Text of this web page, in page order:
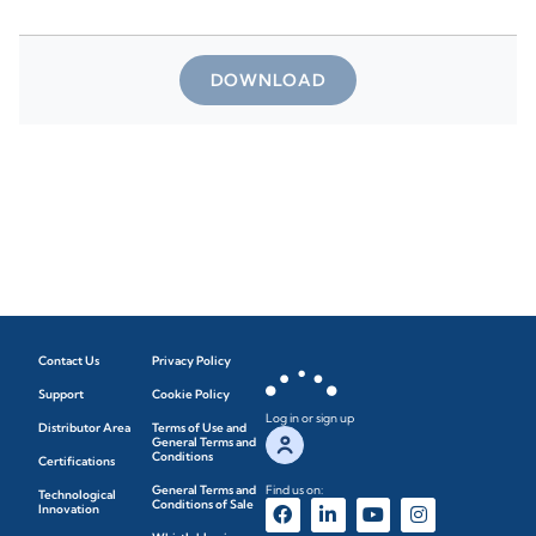
DOWNLOAD
Contact Us
Support
Distributor Area
Certifications
Technological
Innovation
Privacy Policy
Cookie Policy
Terms of Use and
General Terms and
Conditions
General Terms and
Conditions of Sale
Log in or sign up
Find us on: